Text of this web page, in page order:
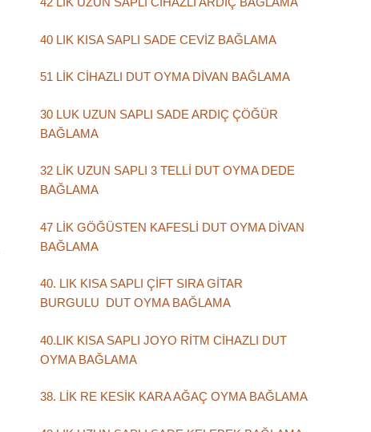
40 LIK KISA SAPLI SADE CEVİZ BAĞLAMA
51 LİK CİHAZLI DUT OYMA DİVAN BAĞLAMA
30 LUK UZUN SAPLI SADE ARDIÇ ÇÖĞÜR
BAĞLAMA
32 LİK UZUN SAPLI 3 TELLİ DUT OYMA DEDE
BAĞLAMA
47 LİK GÖĞÜSTEN KAFESLİ DUT OYMA DİVAN
BAĞLAMA
40. LIK KISA SAPLI ÇİFT SIRA GİTAR
BURGULU DUT OYMA BAĞLAMA
40.LIK KISA SAPLI JOYO RİTM CİHAZLI DUT
OYMA BAĞLAMA
38. LİK RE KESİK KARA AĞAÇ OYMA BAĞLAMA